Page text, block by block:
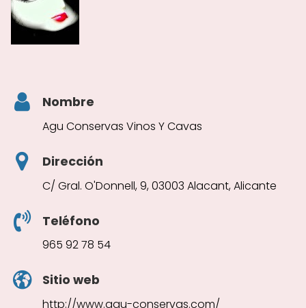
Nombre
Agu Conservas Vinos Y Cavas
Dirección
C/ Gral. O'Donnell, 9, 03003 Alacant, Alicante
Teléfono
965 92 78 54
Sitio web
http://www.agu-conservas.com/